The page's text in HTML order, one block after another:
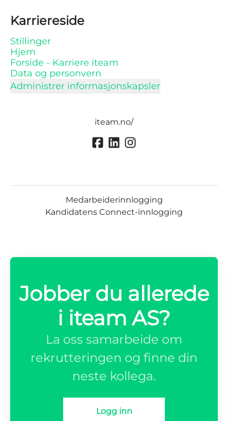
Karriereside
Stillinger
Hjem
Forside - Karriere iteam
Data og personvern
Administrer informasjonskapsler
iteam.no/
Medarbeiderinnlogging
Kandidatens Connect-innlogging
Jobber du allerede
i iteam AS?
La oss samarbeide om
rekrutteringen og finne din
neste kollega.
Logg inn